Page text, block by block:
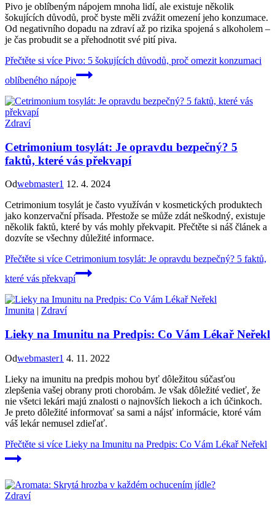
Pivo je oblíbeným nápojem mnoha lidí, ale existuje několik
šokujících důvodů, proč byste měli zvážit omezení jeho konzumace.
Od negativního dopadu na zdraví až po rizika spojená s alkoholem –
je čas probudit se a přehodnotit své pití piva.
Přečtěte si více Pivo: 5 šokujících důvodů, proč omezit konzumaci
oblíbeného nápoje
Zdraví
Cetrimonium tosylát: Je opravdu bezpečný? 5
faktů, které vás překvapí
Odwebmaster1 12. 4. 2024
Cetrimonium tosylát je často využíván v kosmetických produktech
jako konzervační přísada. Přestože se může zdát neškodný, existuje
několik faktů, které by vás mohly překvapit. Přečtěte si náš článek a
dozvíte se všechny důležité informace.
Přečtěte si více Cetrimonium tosylát: Je opravdu bezpečný? 5 faktů,
které vás překvapí
Imunita | Zdraví
Lieky na Imunitu na Predpis: Co Vám Lékař Neřekl
Odwebmaster1 4. 11. 2022
Lieky na imunitu na predpis mohou byť dôležitou súčasťou
zlepšenia vašej obrany proti chorobám. Je však dôležité vedieť, že
nie všetci lekári majú znalosti o najnovších liekoch a ich účinkoch.
Je preto dôležité informovať sa sami a nájsť informácie, ktoré vám
váš lekár nemusel zdieľať.
Přečtěte si více Lieky na Imunitu na Predpis: Co Vám Lékař Neřekl
Zdraví